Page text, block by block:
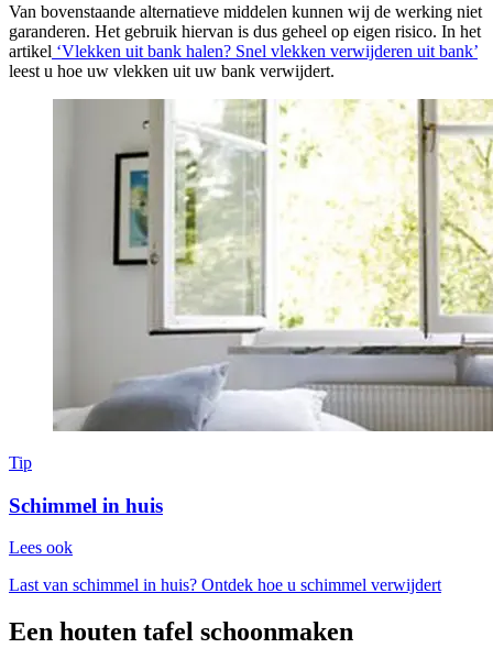
Van bovenstaande alternatieve middelen kunnen wij de werking niet
garanderen. Het gebruik hiervan is dus geheel op eigen risico. In het
artikel ‘Vlekken uit bank halen? Snel vlekken verwijderen uit bank’
leest u hoe uw vlekken uit uw bank verwijdert.
Tip
Schimmel in huis
Lees ook
Last van schimmel in huis? Ontdek hoe u schimmel verwijdert
Een houten tafel schoonmaken